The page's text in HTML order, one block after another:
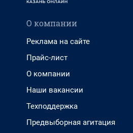
О компании
Реклама на сайте
Прайс-лист
О компании
Наши вакансии
Техподдержка
Предвыборная агитация